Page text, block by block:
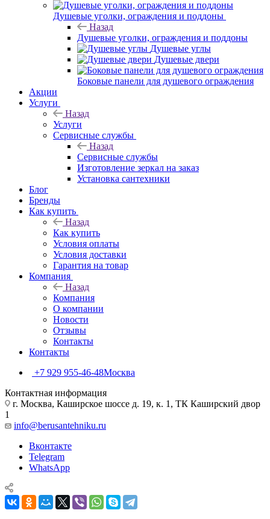
Душевые уголки, ограждения и поддоны
Назад
Душевые уголки, ограждения и поддоны
Душевые углы
Душевые двери
Боковые панели для душевого ограждения
Акции
Услуги
Назад
Услуги
Сервисные службы
Назад
Сервисные службы
Изготовление зеркал на заказ
Установка сантехники
Блог
Бренды
Как купить
Назад
Как купить
Условия оплаты
Условия доставки
Гарантия на товар
Компания
Назад
Компания
О компании
Новости
Отзывы
Контакты
Контакты
+7 929 955-46-48Москва
Контактная информация
г. Москва, Каширское шоссе д. 19, к. 1, ТК Каширский двор
1
info@berusantehniku.ru
Вконтакте
Telegram
WhatsApp